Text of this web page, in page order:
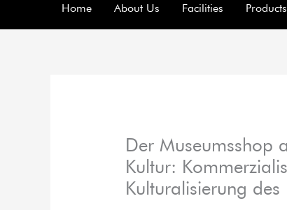
Home About Us Facilities Products
Der Museumsshop
Kultur:
Kulturalisierung des